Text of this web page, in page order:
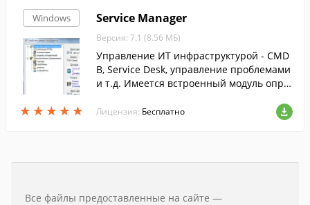
Windows
★ ★ ★ ★ ★
★ ★ ★ ★ ★
Service Manager
Версия: 7.1 (8.56 МБ)
Управление ИТ инфраструктурой - CMD
B, Service Desk, управление проблемами
и т.д. Имеется встроенный модуль опре
ализован аудит изменений конфигурац
Лицензия: Бесплатно
Все файлы предоставленные на сайте —